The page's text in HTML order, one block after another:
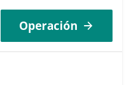
Operación